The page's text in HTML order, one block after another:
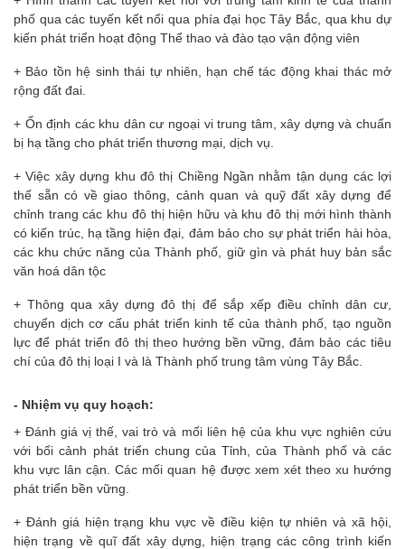
phố qua các tuyến kết nối qua phía đại học Tây Bắc, qua khu dự
kiến phát triển hoạt động Thể thao và đào tạo vận động viên
+ Bảo tồn hệ sinh thái tự nhiên, hạn chế tác động khai thác mở
rộng đất đai.
+ Ổn định các khu dân cư ngoại vi trung tâm, xây dựng và chuẩn
bị hạ tầng cho phát triển thương mại, dịch vụ.
+ Việc xây dựng khu đô thị Chiềng Ngần nhằm tận dụng các lợi
thế sẵn có về giao thông, cảnh quan và quỹ đất xây dựng để
chỉnh trang các khu đô thị hiện hữu và khu đô thị mới hình thành
có kiến trúc, hạ tầng hiện đại, đảm bảo cho sự phát triển hài hòa,
các khu chức năng của Thành phố, giữ gìn và phát huy bản sắc
văn hoá dân tộc
+ Thông qua xây dựng đô thị để sắp xếp điều chỉnh dân cư,
chuyển dịch cơ cấu phát triển kinh tế của thành phố, tạo nguồn
lực để phát triển đô thị theo hướng bền vững, đảm bảo các tiêu
chí của đô thị loại I và là Thành phố trung tâm vùng Tây Bắc.
- Nhiệm vụ quy hoạch:
+ Đánh giá vị thế, vai trò và mối liên hệ của khu vực nghiên cứu
với bối cảnh phát triển chung của Tỉnh, của Thành phố và các
khu vực lân cận. Các mối quan hệ được xem xét theo xu hướng
phát triển bền vững.
+ Đánh giá hiện trạng khu vực về điều kiện tự nhiên và xã hội,
hiện trạng về quĩ đất xây dựng, hiện trạng các công trình kiến